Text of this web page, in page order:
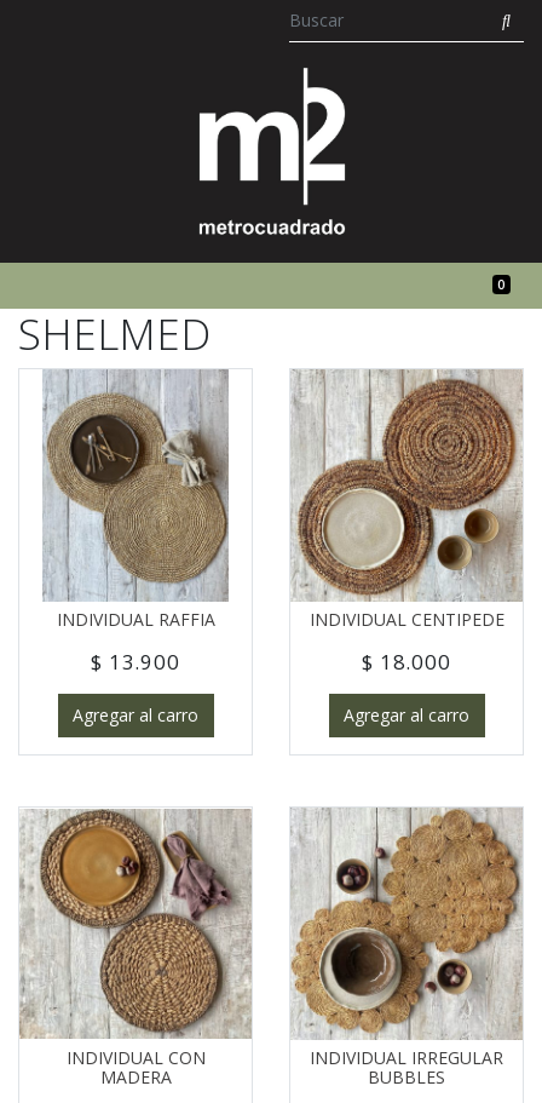
0
SHELMED
INDIVIDUAL RAFFIA
$ 13.900
Agregar al carro
INDIVIDUAL CENTIPEDE
$ 18.000
Agregar al carro
INDIVIDUAL CON
MADERA
INDIVIDUAL IRREGULAR
BUBBLES